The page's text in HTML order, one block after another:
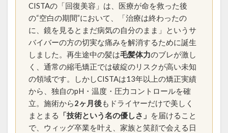
CISTAの「回復美容」は、医療が命を救った後
の“空白の期間”において、「治療は終わったの
に、鏡を見るとまだ病気の自分のまま」というサ
バイバーの方の切実な痛みを解消するために誕生
しました。再生途中の髪は毛髪体力のブレが激し
く、通常の縮毛矯正では破綻のリスクが高い未知
の領域です。しかしCISTAは13年以上の矯正実績
から、独自のpH・温度・圧力コントロールを確
立。施術から2ヶ月後もドライヤーだけで美しく
まとまる
「技術という名の優しさ」 を届けること
で、ウィッグ卒業を叶え、家族と笑顔で会える日
予約表の仕組み
低価格サロンの闇
公式LINE
再生毛
再生毛のタイムライン
再生毛の縮毛矯正
出産前メンテナンス
分け目の失敗
前髪の縮毛矯正
前髪縮毛矯正
前髪縮毛矯正の失敗
医療
医療と美容の架け橋
同時施術
回復美容
回復美容と髪質研究
回復美容の理念
回復美容の起源
地毛風ストレート
失敗のメカニズム
妊婦さんの縮毛矯正